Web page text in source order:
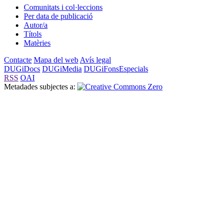
Comunitats i col·leccions
Per data de publicació
Autor/a
Títols
Matèries
Contacte Mapa del web Avís legal
DUGiDocs DUGiMedia DUGiFonsEspecials
RSS OAI
Metadades subjectes a: